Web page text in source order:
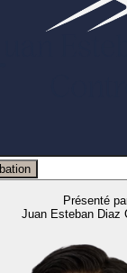
Présenté
Juan Esteban Diaz